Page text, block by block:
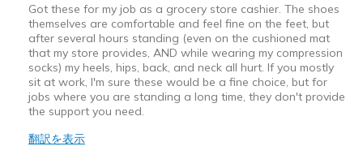
Got these for my job as a grocery store cashier. The shoes
themselves are comfortable and feel fine on the feet, but
after several hours standing (even on the cushioned mat
that my store provides, AND while wearing my compression
socks) my heels, hips, back, and neck all hurt. If you mostly
sit at work, I'm sure these would be a fine choice, but for
jobs where you are standing a long time, they don't provide
the support you need.
翻訳を表示